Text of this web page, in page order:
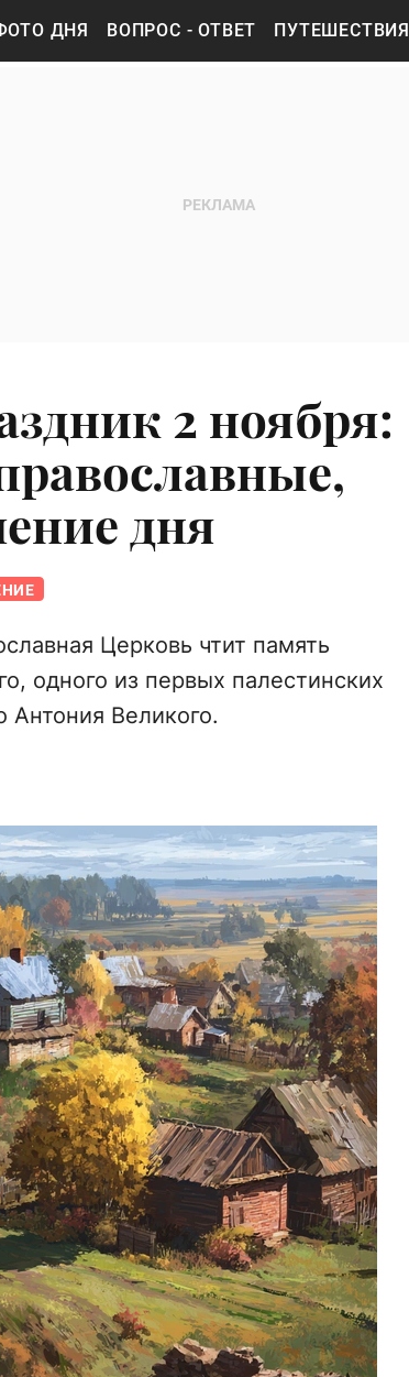
ДНЯ ВОПРОС - ОТВЕТ ПУТЕШЕСТВИЯ
2 ноября:
дня
Церковь чтит память
одного из первых палестинских
Антония Великого.